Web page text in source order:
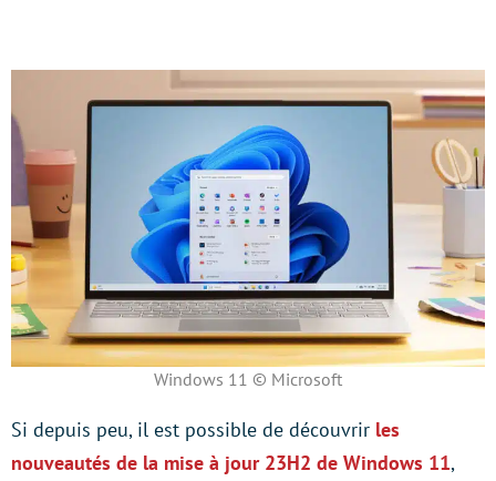
Windows 11 © Microsoft
Si depuis peu, il est possible de découvrir les
nouveautés de la mise à jour 23H2 de Windows 11,